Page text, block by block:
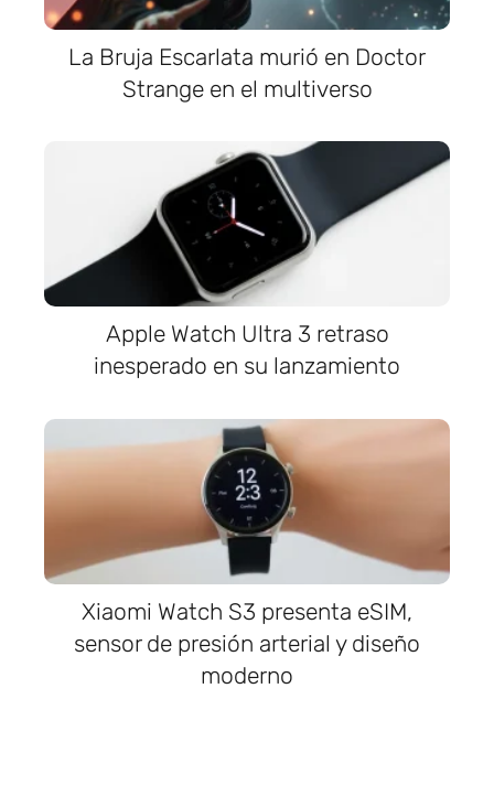
La Bruja Escarlata murió en Doctor
Strange en el multiverso
Apple Watch Ultra 3 retraso
inesperado en su lanzamiento
Xiaomi Watch S3 presenta eSIM,
sensor de presión arterial y diseño
moderno